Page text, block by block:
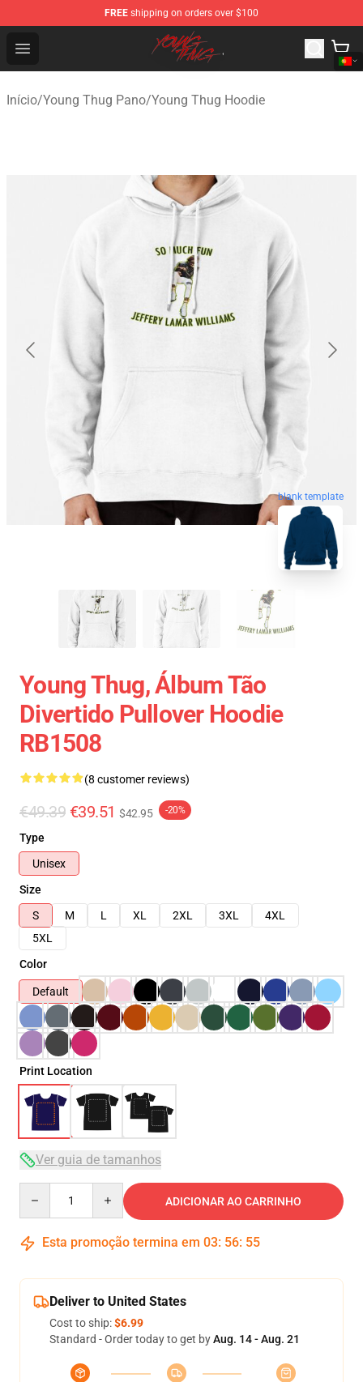
FREE shipping on orders over $100
Open menu
Young Thug Shop - Official Young Thug Merchandise
Início/Young Thug Pano/Young Thug Hoodie
blank template
Young Thug, Álbum Tão
Divertido Pullover Hoodie
RB1508
(8 customer reviews)
€49.39 €39.51 $42.95 -20%
Type
Unisex
Size
S
M L XL 2XL 3XL
4XL
5XL
Color
Default
Print Location
Ver guia de tamanhos
ADICIONAR AO CARRINHO
Esta promoção termina em 03: 56: 54
Deliver to United States
Cost to ship:$6.99
Standard - Order today to get byAug. 14 - Aug. 21